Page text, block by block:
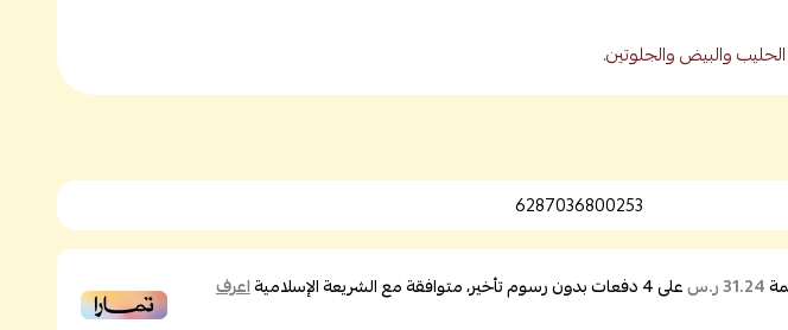
والبيض والجلوتين.
6287036800253
31.24 ر.س على4دفعات بدون رسوم تأخير، متوافقة مع الشريعة الإسلاميةاعرف